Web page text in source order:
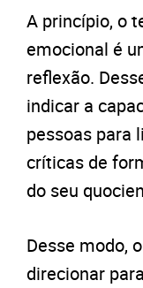
A princípio, o
emocional é
reflexão.
indicar a
pessoas para
críticas de
do seu
Desse modo,
direcionar